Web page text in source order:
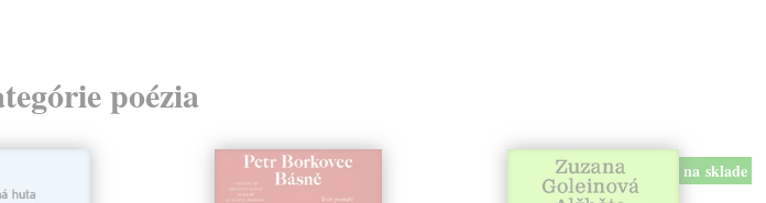
poézia
na sklade